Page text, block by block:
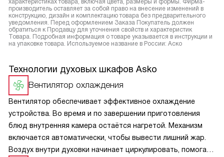
характеристиках товара, включая цвета, размеры и формы. Фирма-
производитель оставляет за собой право на внесение изменений в
конструкцию, дизайн и комплектацию товара без предварительного
уведомления. Перед оформлением Заказа Покупатель должен
обратиться к Продавцу для уточнения свойств и характеристик
Товара. Подробная информация о товаре указывается в инструкции и
на упаковке товара. Используемое название в России: Аско
Технологии духовых шкафов Asko
Вентилятор охлаждения
Вентилятор обеспечивает эффективное охлаждение
устройства. Во время и по завершении приготовления
блюд внутренняя камера остаётся нагретой. Механизм
включается автоматически, чтобы вывести лишний жар.
Воздух внутри духовки начинает циркулировать, помогая